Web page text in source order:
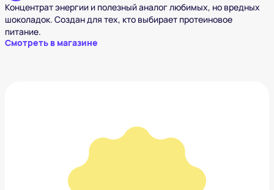
Концентрат энергии и полезный аналог любимых, но вредных
шоколадок. Создан для тех, кто выбирает протеиновое
питание.
Смотреть в магазине